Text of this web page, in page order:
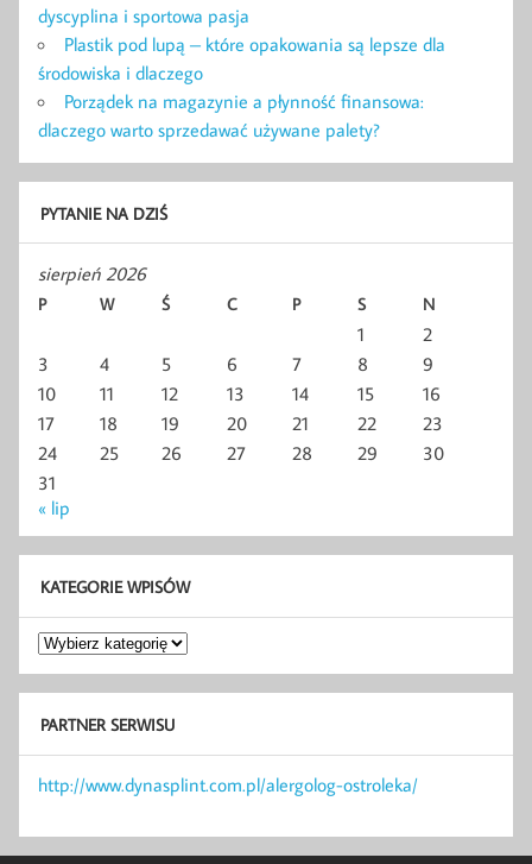
dyscyplina i sportowa pasja
Plastik pod lupą – które opakowania są lepsze dla
środowiska i dlaczego
Porządek na magazynie a płynność finansowa:
dlaczego warto sprzedawać używane palety?
PYTANIE NA DZIŚ
sierpień 2026
P W Ś C P S N
1
2
3
4 5 6 7 8
9
10
11 12 13 14 15
16
17
18 19 20 21 22
23
24
25 26 27 28 29
30
31
« lip
KATEGORIE WPISÓW
Kategorie
wpisów
PARTNER SERWISU
http://www.dynasplint.com.pl/alergolog-ostroleka/